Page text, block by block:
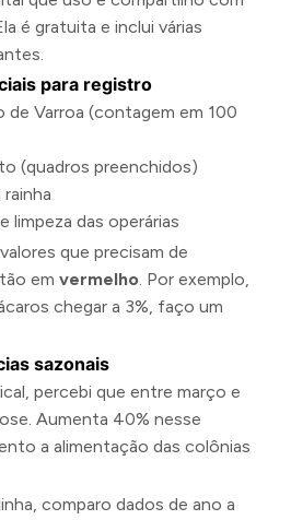
é gratuita e inclui várias
para registro
de Varroa (contagem em 100
(quadros preenchidos)
limpeza das operárias
que precisam de
em vermelho. Por exemplo,
chegar a 3%, faço um
sazonais
percebi que entre março e
Aumenta 40% nesse
a alimentação das colônias
comparo dados de ano a